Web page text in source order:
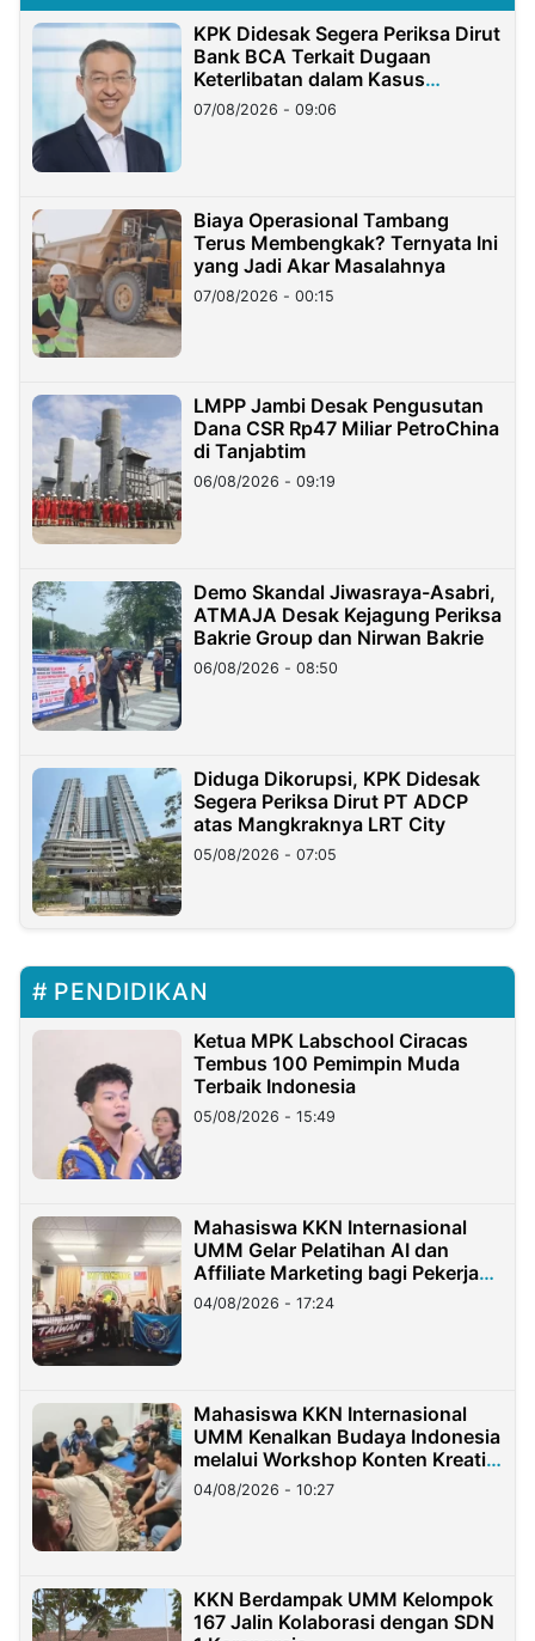
KPK Didesak Segera Periksa Dirut
Bank BCA Terkait Dugaan
Keterlibatan dalam Kasus
Hilangnya Dana Nasabah Rp2,58
Miliar
07/08/2026 - 09:06
Biaya Operasional Tambang
Terus Membengkak? Ternyata Ini
yang Jadi Akar Masalahnya
07/08/2026 - 00:15
LMPP Jambi Desak Pengusutan
Dana CSR Rp47 Miliar PetroChina
di Tanjabtim
06/08/2026 - 09:19
Demo Skandal Jiwasraya-Asabri,
ATMAJA Desak Kejagung Periksa
Bakrie Group dan Nirwan Bakrie
06/08/2026 - 08:50
Diduga Dikorupsi, KPK Didesak
Segera Periksa Dirut PT ADCP
atas Mangkraknya LRT City
05/08/2026 - 07:05
PENDIDIKAN
Ketua MPK Labschool Ciracas
Tembus 100 Pemimpin Muda
Terbaik Indonesia
05/08/2026 - 15:49
Mahasiswa KKN Internasional
UMM Gelar Pelatihan AI dan
Affiliate Marketing bagi Pekerja
Migran Indonesia di Taiwan
04/08/2026 - 17:24
Mahasiswa KKN Internasional
UMM Kenalkan Budaya Indonesia
melalui Workshop Konten Kreatif
di Taiwan
04/08/2026 - 10:27
KKN Berdampak UMM Kelompok
167 Jalin Kolaborasi dengan SDN